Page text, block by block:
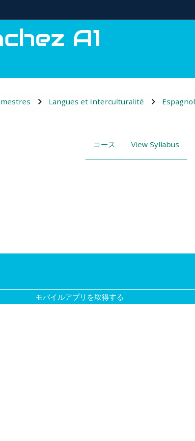
A1
Langues et Interculturalité Espagnol
コース View Syllabus
モバイルアプリを取得する